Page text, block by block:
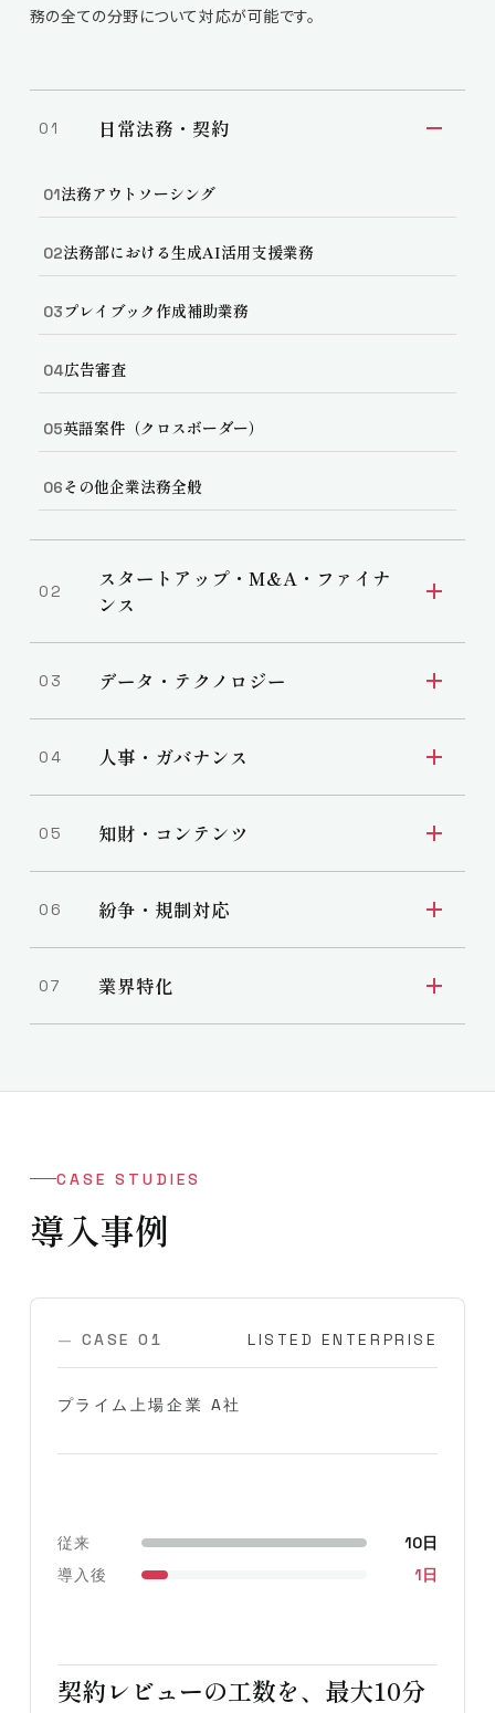
務の全ての分野について対応が可能です。
01 日常法務・契約
01法務アウトソーシング
02法務部における生成AI活用支援業務
03プレイブック作成補助業務
04広告審査
05英語案件（クロスボーダー）
06その他企業法務全般
02
スタートアップ・M&A・ファイナ
ンス
07 スタートアップ法務
ファンド設立
11VC・CVC投資対応
13ファイナンス・資金調達
03 データ・テクノロジー
15 セキュリティ関連
個人情報保護・データ保護
19 FinTech・資金決済法務
04 人事・ガバナンス
21 コンプライアンス支援
危機管理・社内調査
05 知財・コンテンツ
26 知的財産権関連
06 紛争・規制対応
29 訴訟・紛争解決
31独占禁止法・競争法
33 食品・景表法・表示規制
07 業界特化
36環境・エネルギー法務
37モビリティ法務
39ディープテック法務
40学校法人・教育関連法務
自治体・公共サービス法務
CASE STUDIES
導入事例
CASE 01 LISTED ENTERPRISE
プライム上場企業 A社
従来 10日
導入後
1日
契約レビューの工数を、最大10分